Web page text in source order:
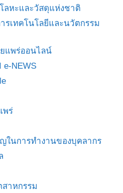
ลหะและวัสดุแห่งชาติ
รเทคโนโลยีและนวัตกรรม
แพร่ออนไลน์
e-NEWS
พร่
ในการทำงานของบุคลากร
สาหกรรม